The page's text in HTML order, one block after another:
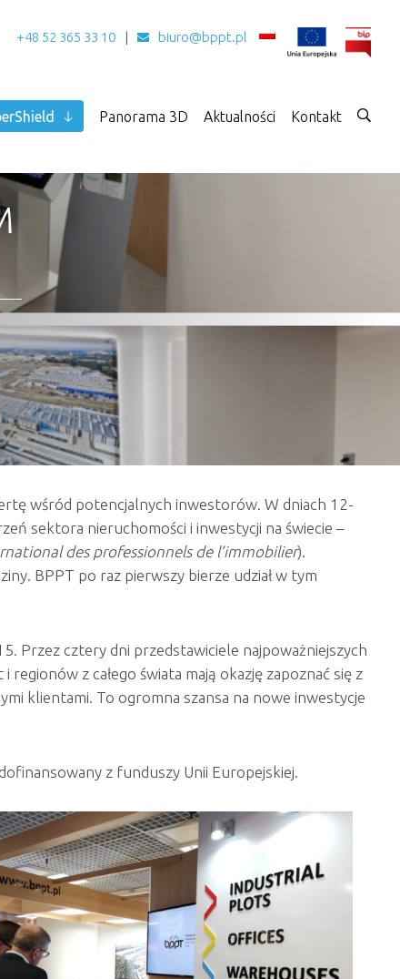
+48 52 365 33 10 biuro@bppt.pl
Panorama 3D Aktualności Kontakt
wśród potencjalnych inwestorów. W dniach 12-
sektora nieruchomości i inwestycji na świecie –
des professionnels de l’immobilier).
BPPT po raz pierwszy bierze udział w tym
Przez cztery dni przedstawiciele najpoważniejszych
z całego świata mają okazję zapoznać się z
klientami. To ogromna szansa na nowe inwestycje
z funduszy Unii Europejskiej.